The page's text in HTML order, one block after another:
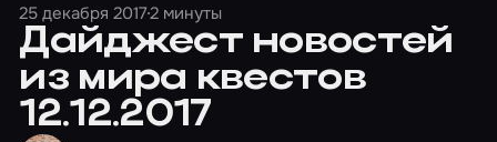
25 декабря 20172 минуты
Дайджест новостей
из мира квестов
12.12.2017